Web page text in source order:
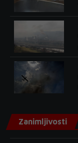
Zanimljivosti